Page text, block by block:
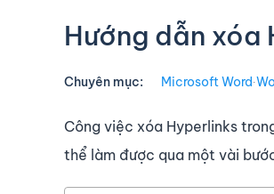
Hướng dẫn xóa
Chuyên mục: Microsoft Word∙
Công việc xóa Hyperlinks
thể làm được qua một vài